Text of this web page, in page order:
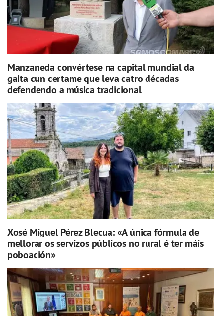
Manzaneda convértese na capital mundial da
gaita cun certame que leva catro décadas
defendendo a música tradicional
Xosé Miguel Pérez Blecua: «A única fórmula de
mellorar os servizos públicos no rural é ter máis
poboación»